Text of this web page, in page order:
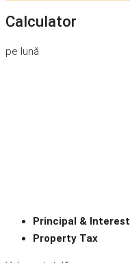
Calculator
pe lună
Principal & Interest
Property Tax